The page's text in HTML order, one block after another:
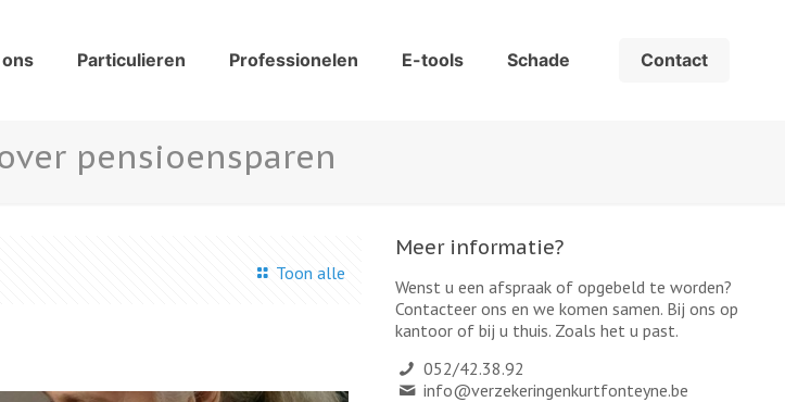
Particulieren Professionelen E-tools Schade Contact
pensioensparen
Toon alle
Meer informatie?
Wenst u een afspraak of opgebeld te worden?
Contacteer ons en we komen samen. Bij ons op
kantoor of bij u thuis. Zoals het u past.
052/42.38.92
info@verzekeringenkurtfonteyne.be